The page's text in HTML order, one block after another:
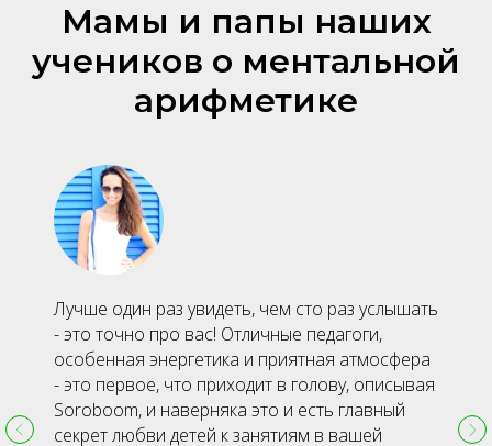
Мамы и папы наших
учеников о ментальной
арифметике
Лучше один раз увидеть, чем сто раз услышать
- это точно про вас! Отличные педагоги,
особенная энергетика и приятная атмосфера
- это первое, что приходит в голову, описывая
Soroboom, и наверняка это и есть главный
секрет любви детей к занятиям в вашей